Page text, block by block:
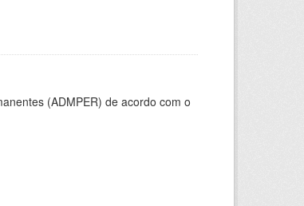
(ADMPER) de acordo com o